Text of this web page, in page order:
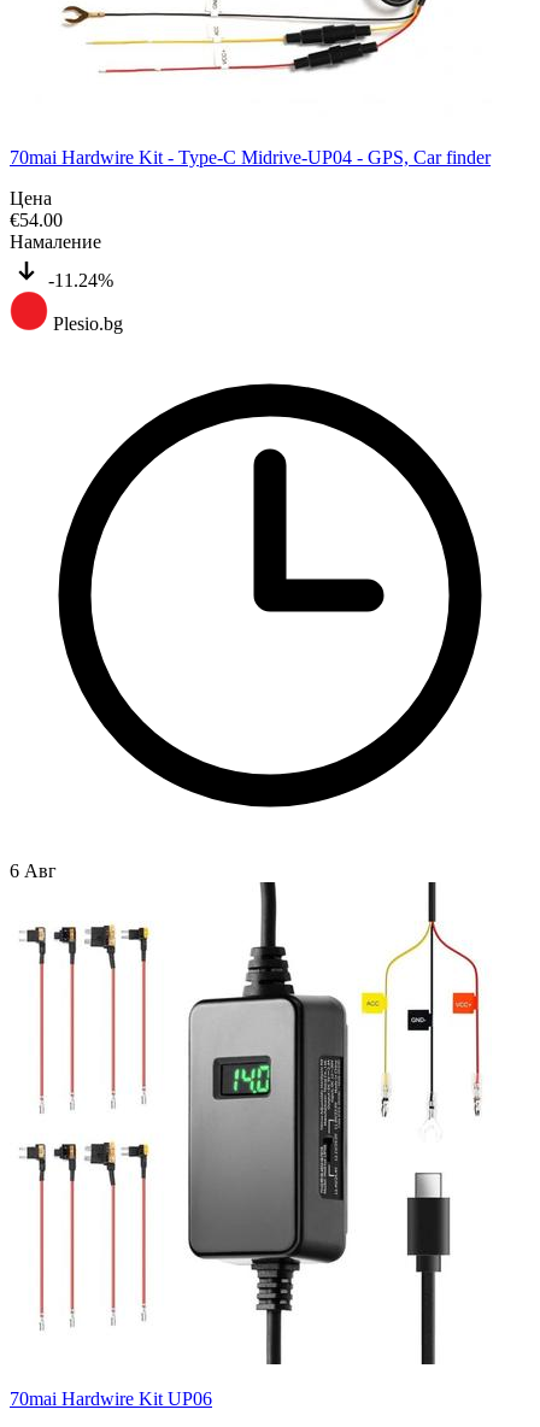
70mai Hardwire Kit - Type-C Midrive-UP04 - GPS, Car finder
Цена
€54.00
Намаление
-11.24%
Plesio.bg
6 Авг
70mai Hardwire Kit UP06